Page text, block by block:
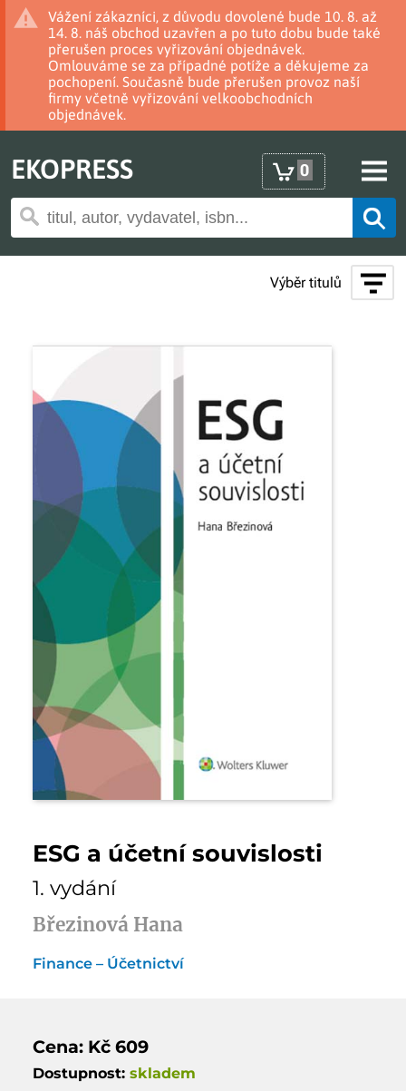
Vážení zákazníci, z důvodu dovolené bude 10. 8. až
14. 8. náš obchod uzavřen a po tuto dobu bude také
přerušen proces vyřizování objednávek.
Omlouváme se za případné potíže a děkujeme za
pochopení. Současně bude přerušen provoz naší
firmy včetně vyřizování velkoobchodních
objednávek.
EKOPRESS 0
Výběr titulů
ESG a účetní souvislosti
1. vydání
Březinová Hana
Finance – Účetnictví
Cena: Kč 609
Dostupnost: skladem